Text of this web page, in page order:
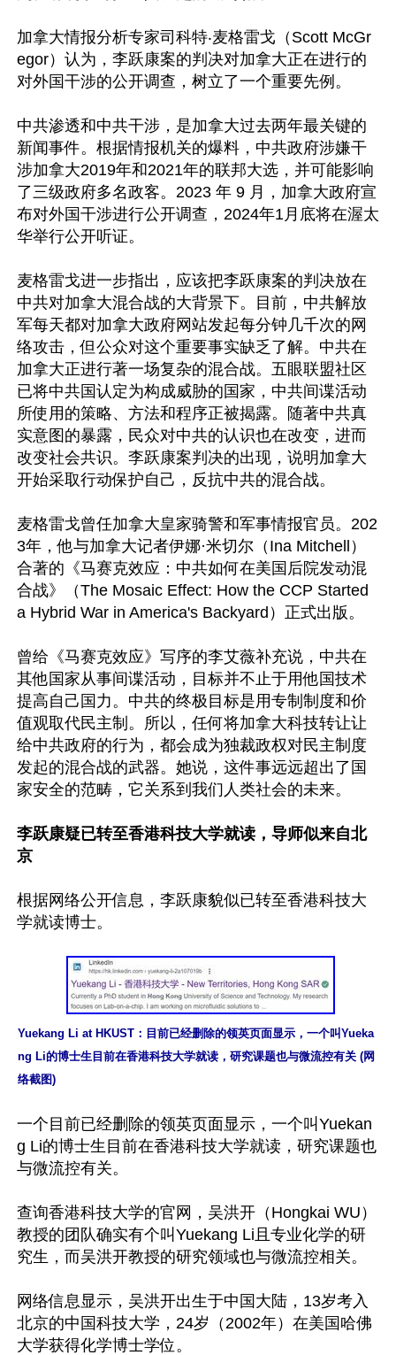
加拿大情报分析专家司科特‧麦格雷戈（Scott McGr
egor）认为，李跃康案的判决对加拿大正在进行的
对外国干涉的公开调查，树立了一个重要先例。
中共渗透和中共干涉，是加拿大过去两年最关键的
新闻事件。根据情报机关的爆料，中共政府涉嫌干
涉加拿大2019年和2021年的联邦大选，并可能影响
了三级政府多名政客。2023 年 9 月，加拿大政府宣
布对外国干涉进行公开调查，2024年1月底将在渥太
华举行公开听证。
麦格雷戈进一步指出，应该把李跃康案的判决放在
中共对加拿大混合战的大背景下。目前，中共解放
军每天都对加拿大政府网站发起每分钟几千次的网
络攻击，但公众对这个重要事实缺乏了解。中共在
加拿大正进行著一场复杂的混合战。五眼联盟社区
已将中共国认定为构成威胁的国家，中共间谍活动
所使用的策略、方法和程序正被揭露。随著中共真
实意图的暴露，民众对中共的认识也在改变，进而
改变社会共识。李跃康案判决的出现，说明加拿大
开始采取行动保护自己，反抗中共的混合战。
麦格雷戈曾任加拿大皇家骑警和军事情报官员。202
3年，他与加拿大记者伊娜·米切尔（Ina Mitchell）
合著的《马赛克效应：中共如何在美国后院发动混
合战》（The Mosaic Effect: How the CCP Started
a Hybrid War in America's Backyard）正式出版。
曾给《马赛克效应》写序的李艾薇补充说，中共在
其他国家从事间谍活动，目标并不止于用他国技术
提高自己国力。中共的终极目标是用专制制度和价
值观取代民主制。所以，任何将加拿大科技转让让
给中共政府的行为，都会成为独裁政权对民主制度
发起的混合战的武器。她说，这件事远远超出了国
家安全的范畴，它关系到我们人类社会的未来。
李跃康疑已转至香港科技大学就读，导师似来自北
京
根据网络公开信息，李跃康貌似已转至香港科技大
学就读博士。
Yuekang Li at HKUST：目前已经删除的领英页面显示，一个叫Yueka
ng Li的博士生目前在香港科技大学就读，研究课题也与微流控有关 (网
络截图)
一个目前已经删除的领英页面显示，一个叫Yuekan
g Li的博士生目前在香港科技大学就读，研究课题也
与微流控有关。
查询香港科技大学的官网，吴洪开（Hongkai WU）
教授的团队确实有个叫Yuekang Li且专业化学的研
究生，而吴洪开教授的研究领域也与微流控相关。
网络信息显示，吴洪开出生于中国大陆，13岁考入
北京的中国科技大学，24岁（2002年）在美国哈佛
大学获得化学博士学位。